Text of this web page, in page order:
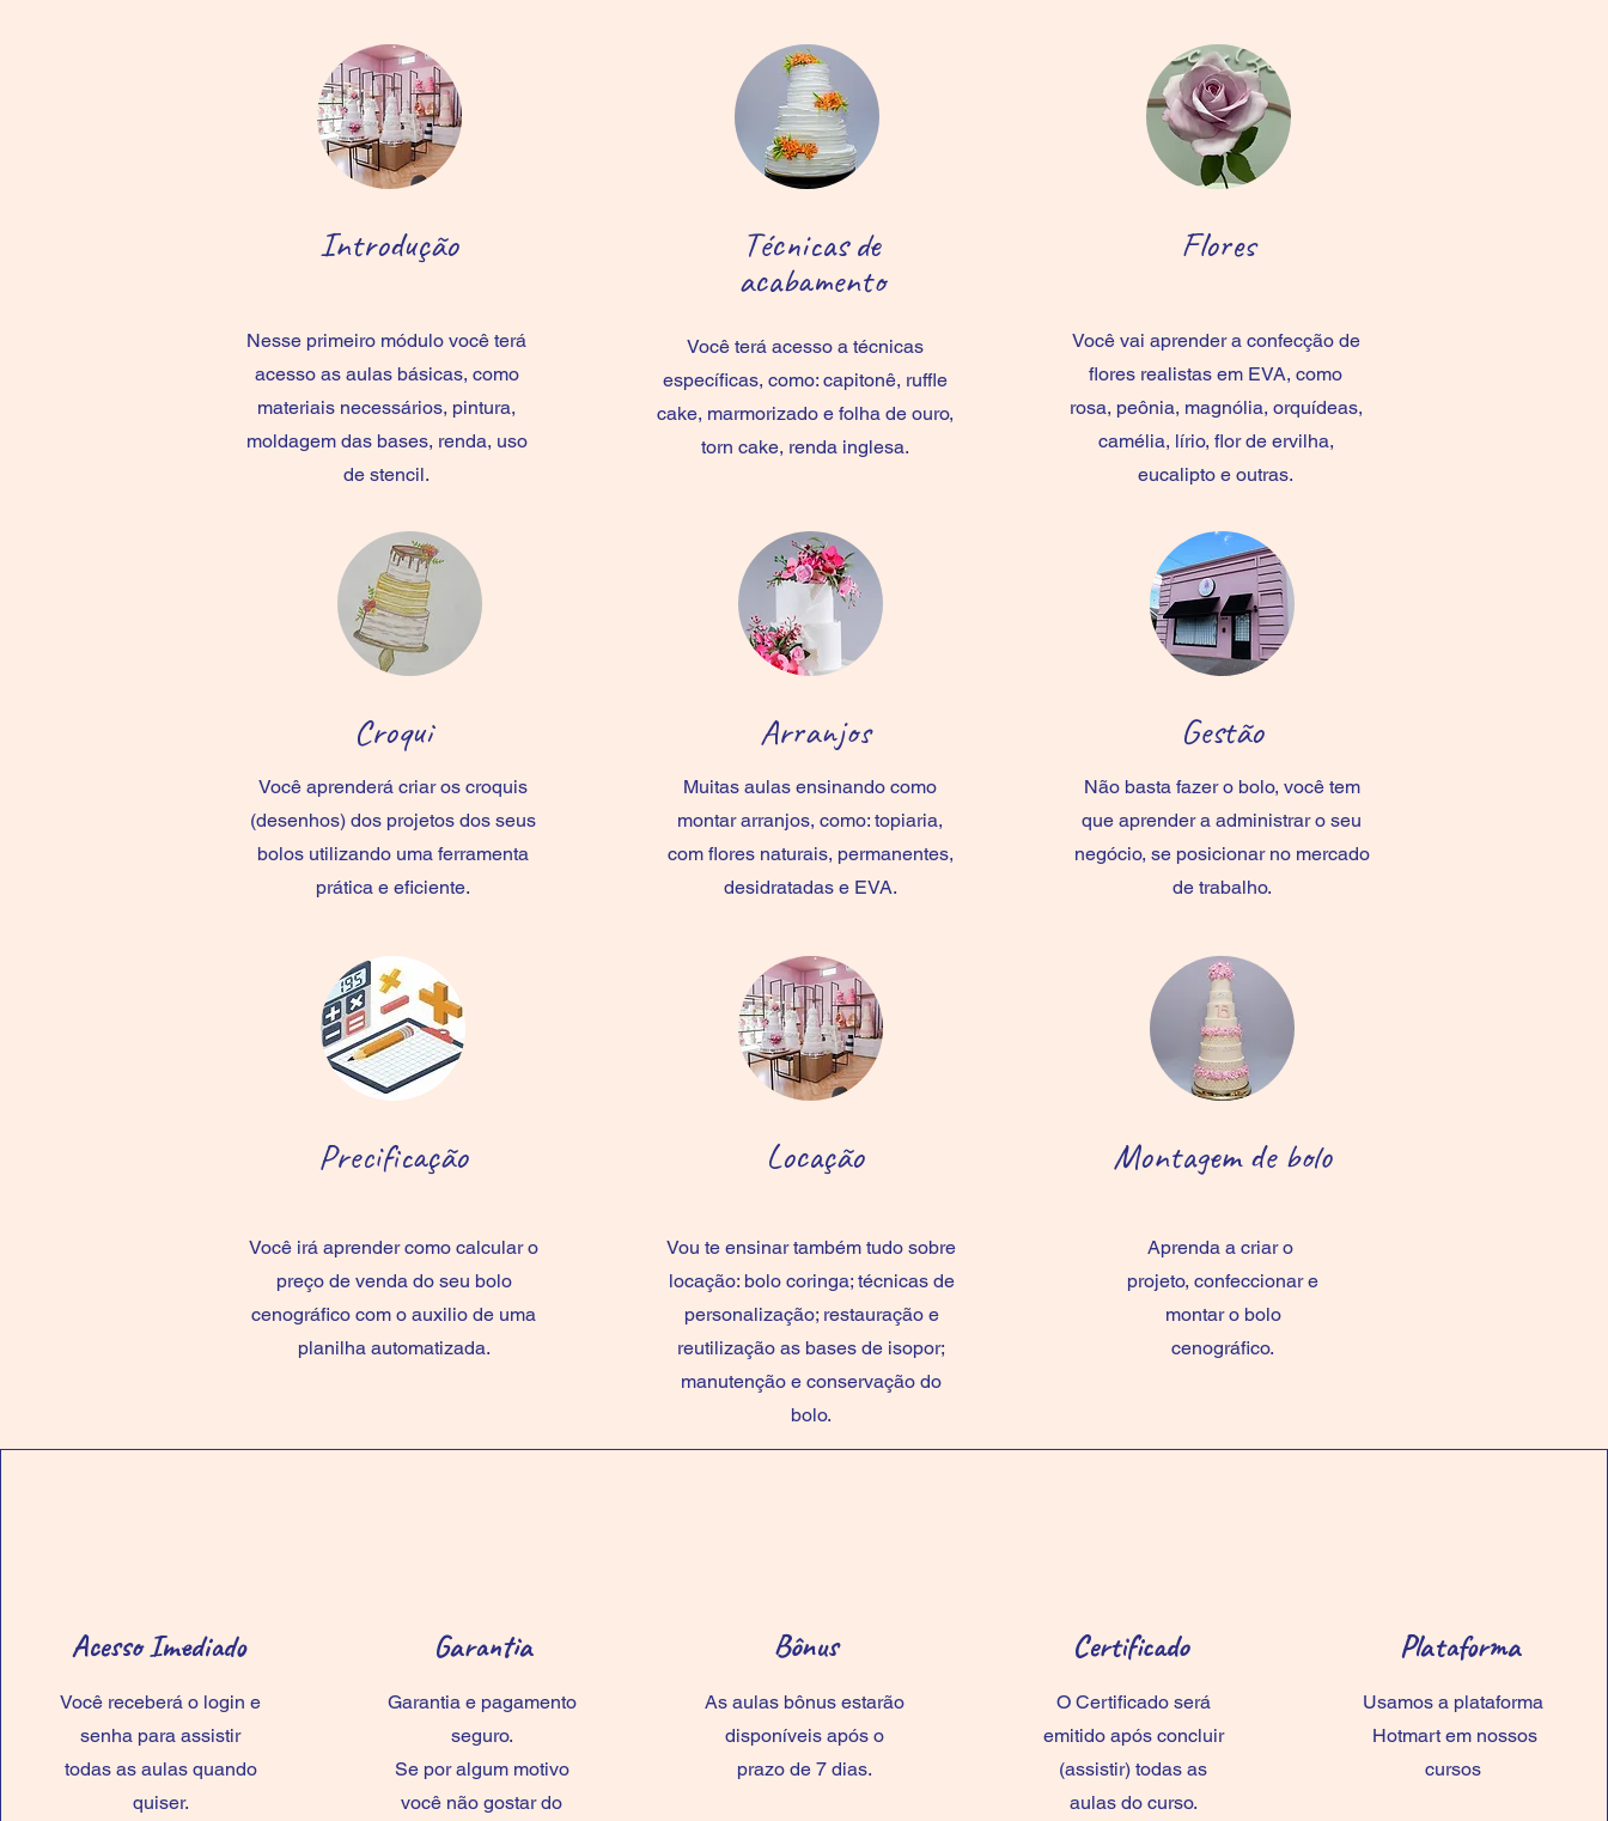
Introdução
Nesse primeiro módulo você terá
acesso as aulas básicas, como
materiais necessários, pintura,
moldagem das bases, renda, uso
de stencil.
Técnicas de
acabamento
Você terá acesso a técnicas
específicas, como: capitonê, ruffle
cake, marmorizado e folha de ouro,
torn cake, renda inglesa.
Flores
Você vai aprender a confecção de
flores realistas em EVA, como
rosa, peônia, magnólia, orquídeas,
camélia, lírio, flor de ervilha,
eucalipto e outras.
Croqui
Você aprenderá criar os croquis
(desenhos) dos projetos dos seus
bolos utilizando uma ferramenta
prática e eficiente.
Arranjos
Muitas aulas ensinando como
montar arranjos, como: topiaria,
com flores naturais, permanentes,
desidratadas e EVA.
Gestão
Não basta fazer o bolo, você tem
que aprender a administrar o seu
negócio, se posicionar no mercado
de trabalho.
Precificação
Você irá aprender como calcular o
preço de venda do seu bolo
cenográfico com o auxilio de uma
planilha automatizada.
Locação
Vou te ensinar também tudo sobre
locação: bolo coringa; técnicas de
personalização; restauração e
reutilização as bases de isopor;
manutenção e conservação do
bolo.
Montagemde bolo
Aprenda a criar o
projeto, confeccionar e
montar o bolo
cenográfico.
Acesso Imediado
Você receberá o login e
senha para assistir
todas as aulas quando
quiser.
Garantia
Garantia e pagamento
seguro.
Se por algum motivo
você não gostar do
Bônus
As aulas bônus estarão
disponíveis após o
prazo de 7 dias.
Certificado
O Certificado será
emitido após concluir
(assistir) todas as
aulas do curso.
Plataforma
Usamos a plataforma
Hotmart em nossos
cursos